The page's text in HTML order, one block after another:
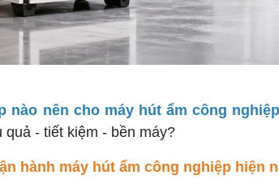
nào nên cho máy hút ẩm công
quả - tiết kiệm - bền máy?
hành máy hút ẩm công nghiệp hiện